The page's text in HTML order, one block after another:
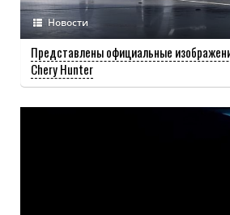
Новости
Представлены официальные
Chery Hunter